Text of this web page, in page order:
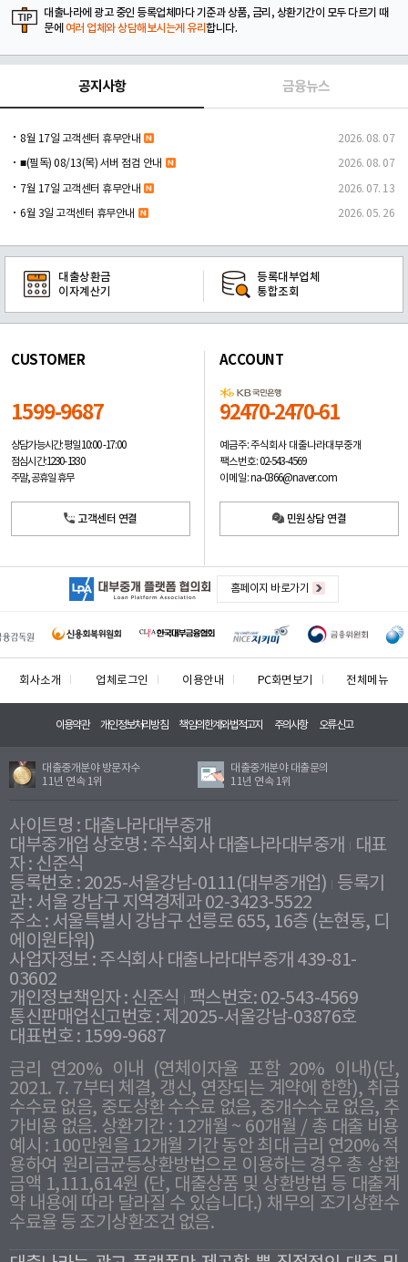
대출나라에 광고 중인 등록업체마다 기준과 상품, 금리, 상환기간이 모두 다르기 때
문에 여러 업체와 상담해보시는게 유리합니다.
공지사항 금융뉴스
8월 17일 고객센터 휴무안내 2026. 08. 07
■(필독) 08/13(목) 서버 점검 안내 2026. 08. 07
7월 17일 고객센터 휴무안내 2026. 07. 13
6월 3일 고객센터 휴무안내 2026. 05. 26
대출상환금
이자계산기
등록대부업체
통합조회
CUSTOMER
1599-9687
상담가능시간: 평일10:00 -17:00
점심시간: 12:30 - 13:30
주말, 공휴일 휴무
고객센터 연결
ACCOUNT
92470-2470-61
예금주: 주식회사 대출나라대부중개
팩스번호: 02-543-4569
이메일: na-0366@naver.com
민원상담 연결
홈페이지 바로가기
회사소개 업체로그인 이용안내 PC화면보기 전체메뉴
이용약관 개인정보처리방침 책임의한계와법적고지 주의사항 오류신고
대출중개분야 방문자수
11년 연속 1위
대출중개분야 대출문의
11년 연속 1위
사이트명 : 대출나라대부중개
대부중개업 상호명 : 주식회사 대출나라대부중개
대표
자 : 신준식
등록번호 : 2025-서울강남-0111(대부중개업) 등록기
관 : 서울 강남구 지역경제과 02-3423-5522
주소 : 서울특별시 강남구 선릉로 655, 16층 (논현동, 디
에이원타워)
사업자정보 : 주식회사 대출나라대부중개 439-81-
03602
개인정보책임자 : 신준식
팩스번호: 02-543-4569
통신판매업신고번호 : 제2025-서울강남-03876호
대표번호 : 1599-9687
금리 연20% 이내 (연체이자율 포함 20% 이내)(단,
2021. 7. 7부터 체결, 갱신, 연장되는 계약에 한함), 취급
수수료 없음, 중도상환 수수료 없음, 중개수수료 없음, 추
가비용 없음. 상환기간 : 12개월 ~ 60개월 / 총 대출 비용
예시 : 100만원을 12개월 기간 동안 최대 금리 연20% 적
용하여 원리금균등상환방법으로 이용하는 경우 총 상환
금액 1,111,614원 (단, 대출상품 및 상환방법 등 대출계
약 내용에 따라 달라질 수 있습니다.) 채무의 조기상환수
수료율 등 조기상환조건 없음.